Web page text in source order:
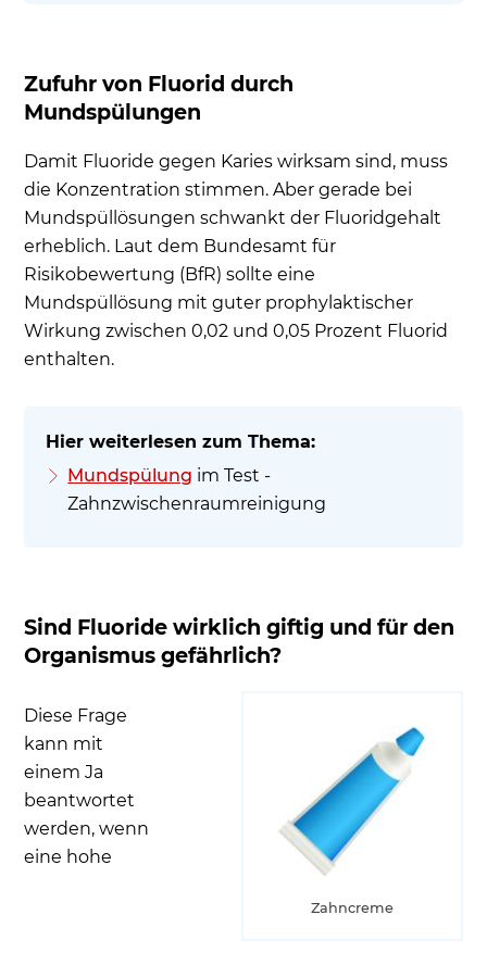
Zufuhr von Fluorid durch
Mundspülungen
Damit Fluoride gegen Karies wirksam sind, muss
die Konzentration stimmen. Aber gerade bei
Mundspüllösungen schwankt der Fluoridgehalt
erheblich. Laut dem Bundesamt für
Risikobewertung (BfR) sollte eine
Mundspüllösung mit guter prophylaktischer
Wirkung zwischen 0,02 und 0,05 Prozent Fluorid
enthalten.
Mundspülung im Test -
Zahnzwischenraumreinigung
Sind Fluoride wirklich giftig und für den
Organismus gefährlich?
Zahncreme
Diese Frage
kann mit
einem Ja
beantwortet
werden, wenn
eine hohe